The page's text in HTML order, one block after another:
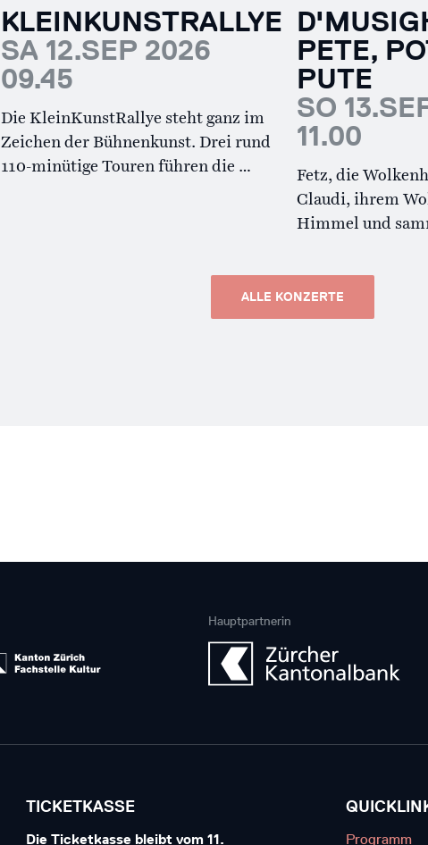
KLEINKUNSTRALLYE
SA 12.SEP 2026
09.45
Die KleinKunstRallye steht ganz im
Zeichen der Bühnenkunst. Drei rund
110-minütige Touren führen die …
PETE,
PUTE
SO
11.00
Fetz, die
Claudi, ihrem
Himmel und
ALLE KONZERTE
Hauptpartnerin
TICKETKASSE
Die Ticketkasse bleibt vom 11. Programm